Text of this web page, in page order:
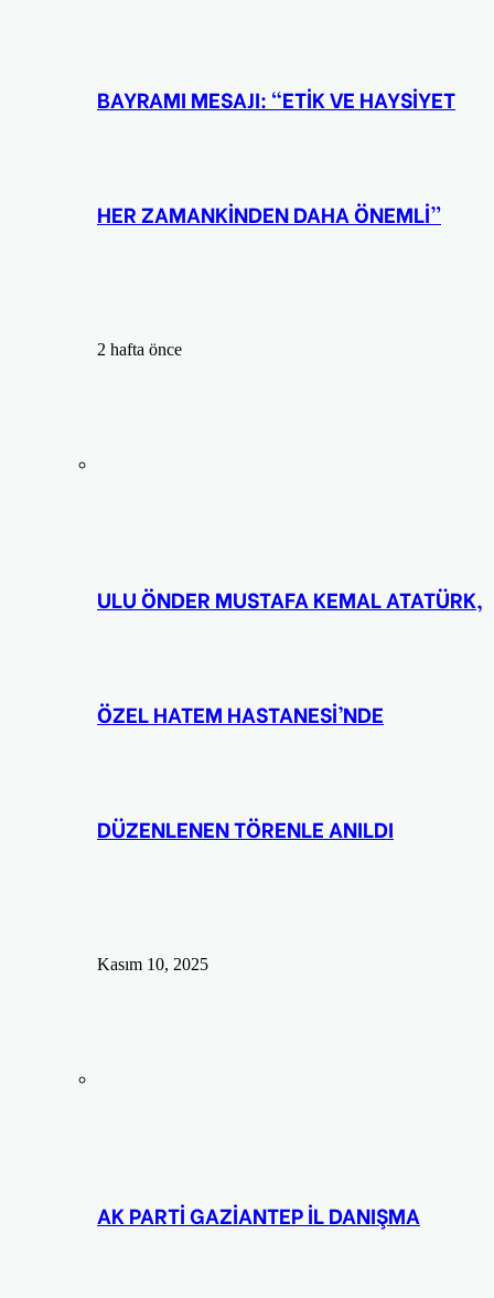
BAYRAMI MESAJI: “ETİK VE HAYSİYET
HER ZAMANKİNDEN DAHA ÖNEMLİ”
2 hafta önce
ULU ÖNDER MUSTAFA KEMAL ATATÜRK,
ÖZEL HATEM HASTANESİ’NDE
DÜZENLENEN TÖRENLE ANILDI
Kasım 10, 2025
AK PARTİ GAZİANTEP İL DANIŞMA